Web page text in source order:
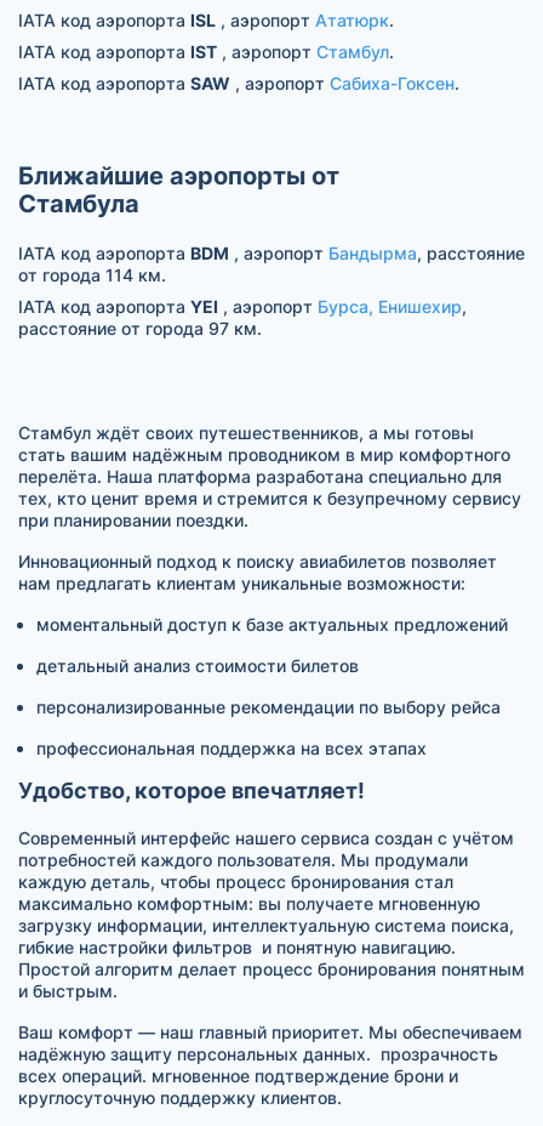
IATA код аэропорта ISL , аэропорт Ататюрк.
IATA код аэропорта IST , аэропорт Стамбул.
IATA код аэропорта SAW , аэропорт Сабиха-Гоксен.
Ближайшие аэропорты от
Стамбула
IATA код аэропорта BDM , аэропорт Бандырма, расстояние
от города 114 км.
IATA код аэропорта YEI , аэропорт Бурса, Енишехир,
расстояние от города 97 км.
Стамбул ждёт своих путешественников, а мы готовы
стать вашим надёжным проводником в мир комфортного
перелёта. Наша платформа разработана специально для
тех, кто ценит время и стремится к безупречному сервису
при планировании поездки.
Инновационный подход к поиску авиабилетов позволяет
нам предлагать клиентам уникальные возможности:
моментальный доступ к базе актуальных предложений
детальный анализ стоимости билетов
персонализированные рекомендации по выбору рейса
профессиональная поддержка на всех этапах
Удобство, которое впечатляет!
Современный интерфейс нашего сервиса создан с учётом
потребностей каждого пользователя. Мы продумали
каждую деталь, чтобы процесс бронирования стал
максимально комфортным: вы получаете мгновенную
загрузку информации, интеллектуальную система поиска,
гибкие настройки фильтров и понятную навигацию.
Простой алгоритм делает процесс бронирования понятным
и быстрым.
Ваш комфорт — наш главный приоритет. Мы обеспечиваем
надёжную защиту персональных данных. прозрачность
всех операций. мгновенное подтверждение брони и
круглосуточную поддержку клиентов.